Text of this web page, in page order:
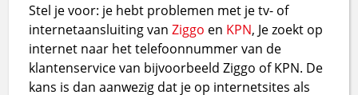
Stel je voor: je hebt problemen met je tv- of
internetaansluiting vanZiggo en KPN, Je zoekt op
internet naar het telefoonnummer van de
klantenservice van bijvoorbeeld Ziggo of KPN. De
kans is dan aanwezig dat je op internetsites als